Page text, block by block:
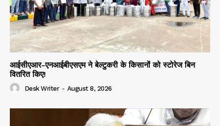
आईसीएआर-एनआईबीएसएम ने बेल्टुकरी के किसानों को स्टोरेज बिन
वितरित किए!
Desk Writer - August 8, 2026